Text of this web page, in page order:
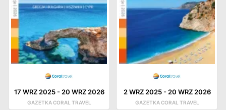
17 WRZ 2025- 20 WRZ 2026
GAZETKA CORAL TRAVEL
2 WRZ 2025- 20 WRZ 2026
GAZETKA CORAL TRAVEL